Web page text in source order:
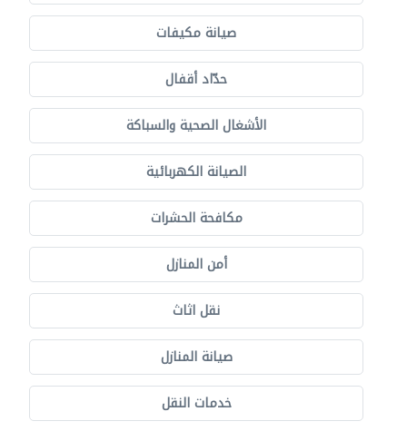
صيانة مكيفات
حدّاد أقفال
الأشغال الصحية والسباكة
الصيانة الكهربائية
مكافحة الحشرات
أمن المنازل
نقل اثاث
صيانة المنازل
خدمات النقل